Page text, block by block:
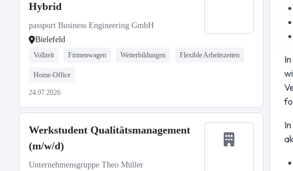
Hybrid
passport Business Engineering GmbH
Bielefeld
Vollzeit Firmenwagen Weiterbildungen Flexible Arbeitszeiten
Home-Office
24.07.2026
Werkstudent Qualitätsmanagement
(m/w/d)
Unternehmensgruppe Theo Müller